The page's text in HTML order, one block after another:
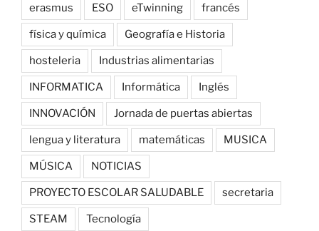
erasmus ESO eTwinning francés
física y química Geografía e Historia
hosteleria Industrias alimentarias
INFORMATICA Informática Inglés
INNOVACIÓN Jornada de puertas abiertas
lengua y literatura matemáticas MUSICA
MÚSICA NOTICIAS
PROYECTO ESCOLAR SALUDABLE secretaria
STEAM Tecnología